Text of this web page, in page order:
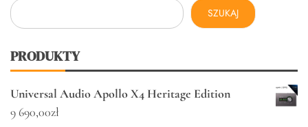
SZUKAJ
PRODUKTY
Universal Audio Apollo X4 Heritage Edition
9 690,00zł